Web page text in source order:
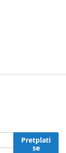
Pretplati
se